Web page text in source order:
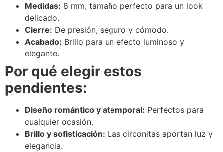
Medidas: 8 mm, tamaño perfecto para un look
delicado.
Cierre: De presión, seguro y cómodo.
Acabado: Brillo para un efecto luminoso y
elegante.
Por qué elegir estos
pendientes:
Diseño romántico y atemporal: Perfectos para
cualquier ocasión.
Brillo y sofisticación: Las circonitas aportan luz y
elegancia.